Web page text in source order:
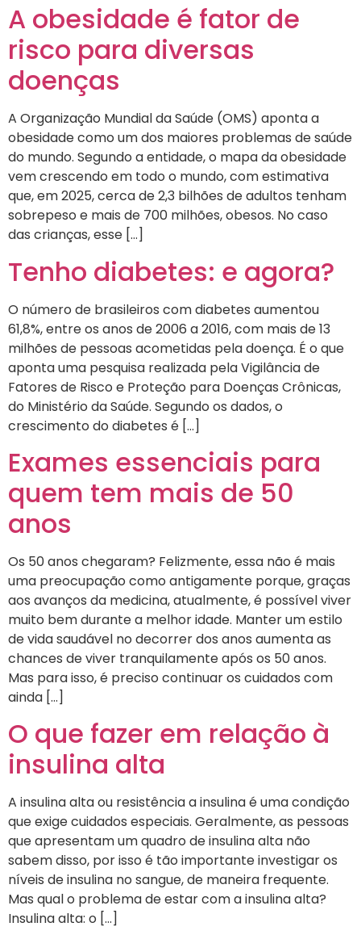
A obesidade é fator de
risco para diversas
doenças
A Organização Mundial da Saúde (OMS) aponta a
obesidade como um dos maiores problemas de saúde
do mundo. Segundo a entidade, o mapa da obesidade
vem crescendo em todo o mundo, com estimativa
que, em 2025, cerca de 2,3 bilhões de adultos tenham
sobrepeso e mais de 700 milhões, obesos. No caso
das crianças, esse […]
Tenho diabetes: e agora?
O número de brasileiros com diabetes aumentou
61,8%, entre os anos de 2006 a 2016, com mais de 13
milhões de pessoas acometidas pela doença. É o que
aponta uma pesquisa realizada pela Vigilância de
Fatores de Risco e Proteção para Doenças Crônicas,
do Ministério da Saúde. Segundo os dados, o
crescimento do diabetes é […]
Exames essenciais para
quem tem mais de 50
anos
Os 50 anos chegaram? Felizmente, essa não é mais
uma preocupação como antigamente porque, graças
aos avanços da medicina, atualmente, é possível viver
muito bem durante a melhor idade. Manter um estilo
de vida saudável no decorrer dos anos aumenta as
chances de viver tranquilamente após os 50 anos.
Mas para isso, é preciso continuar os cuidados com
ainda […]
O que fazer em relação à
insulina alta
A insulina alta ou resistência a insulina é uma condição
que exige cuidados especiais. Geralmente, as pessoas
que apresentam um quadro de insulina alta não
sabem disso, por isso é tão importante investigar os
níveis de insulina no sangue, de maneira frequente.
Mas qual o problema de estar com a insulina alta?
Insulina alta: o […]